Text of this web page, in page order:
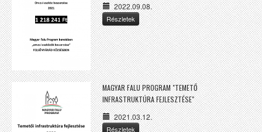
2022.09.08.
Részletek
MAGYAR FALU PROGRAM "TEMETŐ
INFRASTRUKTÚRA FEJLESZTÉSE"
2021.03.12.
Részletek